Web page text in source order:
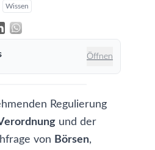
Wissen
Öffnen
Regulierung
und der
von Börsen,